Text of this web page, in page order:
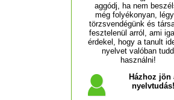
aggódj, ha nem
még folyékonyan,
törzsvendégünk és
fesztelenül arról, ami
érdekel, hogy a tanult
nyelvet valóban tudd
használni!
Házhoz jön
nyelvtudás!